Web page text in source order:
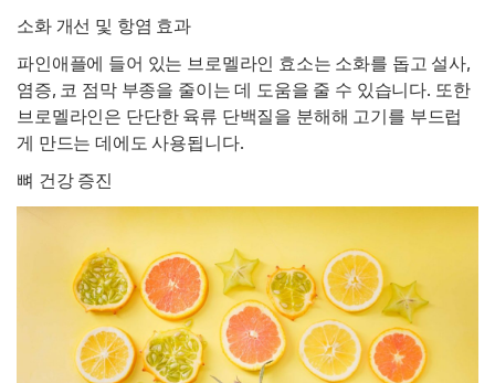
소화 개선 및 항염 효과
파인애플에 들어 있는 브로멜라인 효소는 소화를 돕고 설사,
염증, 코 점막 부종을 줄이는 데 도움을 줄 수 있습니다. 또한
브로멜라인은 단단한 육류 단백질을 분해해 고기를 부드럽
게 만드는 데에도 사용됩니다.
뼈 건강 증진